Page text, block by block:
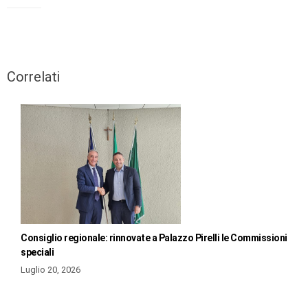
Correlati
Consiglio regionale: rinnovate a Palazzo Pirelli le Commissioni
speciali
Luglio 20, 2026